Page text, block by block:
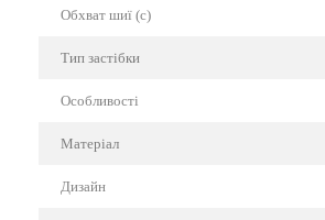
Обхват шиї (c)
Тип застібки
Особливості
Матеріал
Дизайн